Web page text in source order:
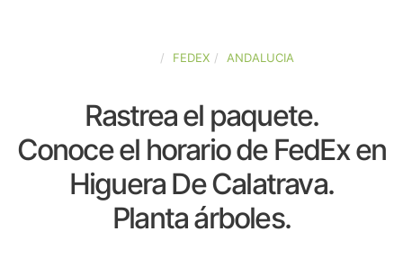
FEDEX ANDALUCIA
Rastrea el paquete.
Conoce el horario de FedEx en
Higuera De Calatrava.
Planta árboles.